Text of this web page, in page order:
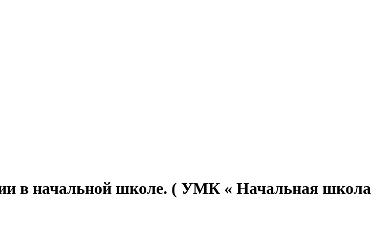
в начальной школе. ( УМК « Начальная школа